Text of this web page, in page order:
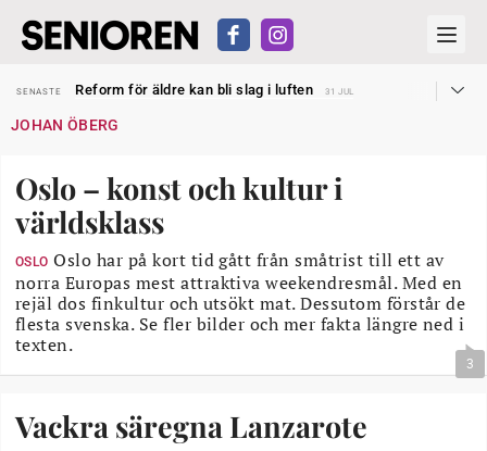
SENASTE
Reform för äldre kan bli slag i luften
31 JUL
SENASTE
Dom öppnar för rätt till garantipension
SENASTE
Liten höjning av garantipensionen
27 JUL
SENASTE
Sven Hagströmer sommarpratar
26 JUL
SENASTE
Reform för äldre kan bli slag i luften
JOHAN ÖBERG
Oslo – konst och kultur i
världsklass
OSLO Oslo har på kort tid gått från småtrist till ett av
norra Europas mest attraktiva weekendresmål. Med en
rejäl dos finkultur och utsökt mat. Dessutom förstår de
flesta svenska. Se fler bilder och mer fakta längre ned i
texten.
3
Vackra säregna Lanzarote